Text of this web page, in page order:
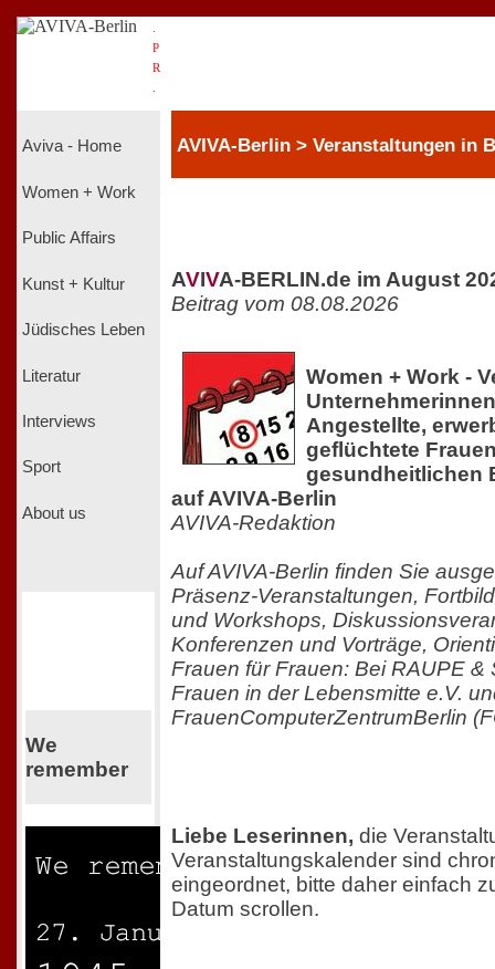
P
R
Aviva - Home
Women + Work
Public Affairs
Kunst + Kultur
Jüdisches Leben
Literatur
Interviews
Sport
About us
We
remember
AVIVA-Berlin > Veranstaltungen in
AVIVA-BERLIN.de im August
Beitrag vom 08.08.2026
Women + Work -
Angestellte,
geflüchtete
gesundheitlichen
auf AVIVA-Berlin
AVIVA-Redaktion
Auf AVIVA-Berlin finden Sie
Präsenz-Veranstaltungen,
und Workshops,
Konferenzen und Vorträge,
Frauen für Frauen: Bei RAUPE &
Frauen in der Lebensmitte e.V.
FrauenComputerZentrumBerlin
Liebe Leserinnen, die
Veranstaltungskalender sind
eingeordnet, bitte daher einfach
Datum scrollen.